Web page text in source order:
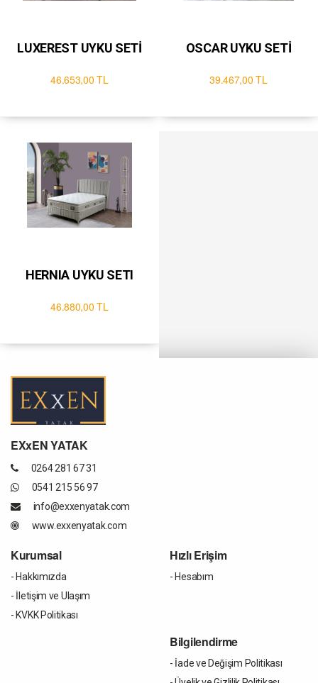
LUXEREST UYKU SETİ
46.653,00 TL
OSCAR UYKU SETİ
39.467,00 TL
HERNIA UYKU SETI
46.880,00 TL
EXxEN YATAK
0264 281 67 31
0541 215 56 97
info@exxenyatak.com
www.exxenyatak.com
Kurumsal
- Hakkımızda
- İletişim ve Ulaşım
- KVKK Politikası
Hızlı Erişim
- Hesabım
Bilgilendirme
- İade ve Değişim Politikası